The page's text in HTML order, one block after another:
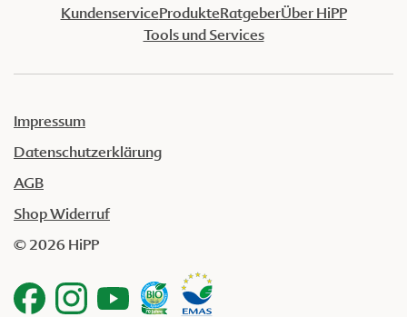
KundenserviceProdukteRatgeberÜber HiPP
Tools und Services
Impressum
Datenschutzerklärung
AGB
Shop Widerruf
© 2026 HiPP